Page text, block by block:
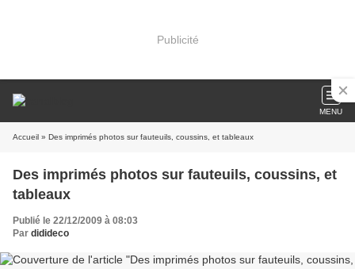
Publicité
MENU
Accueil » Des imprimés photos sur fauteuils, coussins, et tableaux
Des imprimés photos sur fauteuils, coussins, et
tableaux
Publié le 22/12/2009 à 08:03
Par didideco